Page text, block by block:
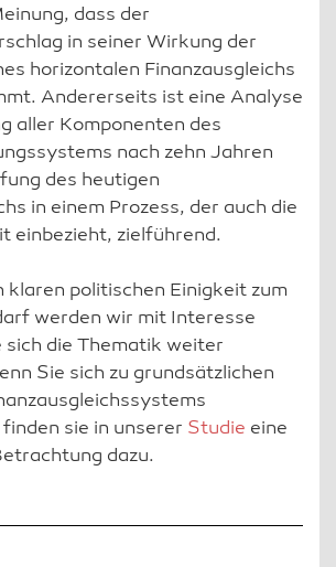
dass der
in seiner Wirkung der
horizontalen Finanzausgleichs
Andererseits ist eine Analyse
aller Komponenten des
nach zehn Jahren
des heutigen
in einem Prozess, der auch die
einbezieht, zielführend.
klaren politischen Einigkeit zum
werden wir mit Interesse
die Thematik weiter
Sie sich zu grundsätzlichen
sie in unserer Studie eine
dazu.